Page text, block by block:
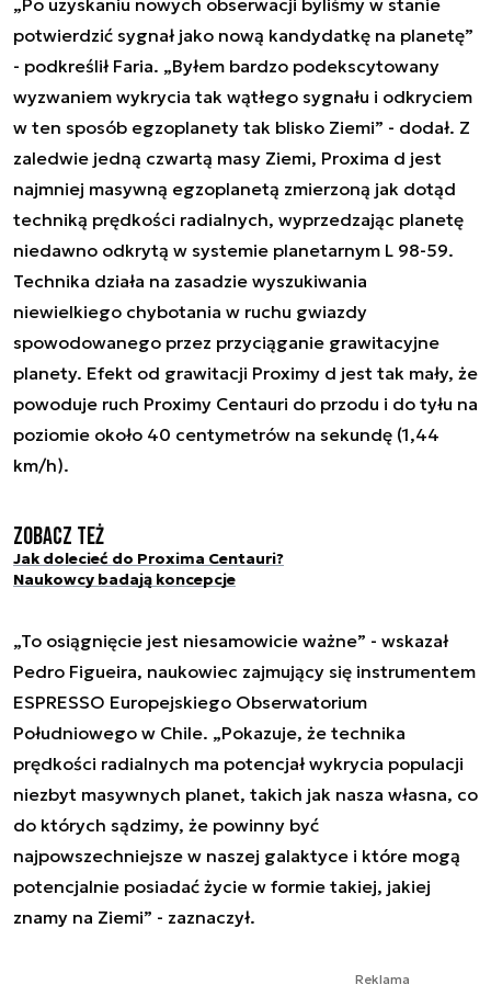
potwierdzić sygnał jako nową kandydatkę na planetę”
- podkreślił Faria. „Byłem bardzo podekscytowany
wyzwaniem wykrycia tak wątłego sygnału i odkryciem
w ten sposób egzoplanety tak blisko Ziemi” - dodał. Z
zaledwie jedną czwartą masy Ziemi, Proxima d jest
najmniej masywną egzoplanetą zmierzoną jak dotąd
techniką prędkości radialnych, wyprzedzając planetę
niedawno odkrytą w systemie planetarnym L 98-59.
Technika działa na zasadzie wyszukiwania
niewielkiego chybotania w ruchu gwiazdy
spowodowanego przez przyciąganie grawitacyjne
planety. Efekt od grawitacji Proximy d jest tak mały, że
powoduje ruch Proximy Centauri do przodu i do tyłu na
poziomie około 40 centymetrów na sekundę (1,44
km/h).
Zobacz też
Jak dolecieć do Proxima Centauri?
Naukowcy badają koncepcje
„To osiągnięcie jest niesamowicie ważne” - wskazał
Pedro Figueira, naukowiec zajmujący się instrumentem
ESPRESSO Europejskiego Obserwatorium
Południowego w Chile. „Pokazuje, że technika
prędkości radialnych ma potencjał wykrycia populacji
niezbyt masywnych planet, takich jak nasza własna, co
do których sądzimy, że powinny być
najpowszechniejsze w naszej galaktyce i które mogą
potencjalnie posiadać życie w formie takiej, jakiej
znamy na Ziemi” - zaznaczył.
Reklama